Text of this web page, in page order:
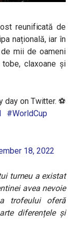
reunificată de
națională, iar în
mii de oameni
claxoane și
day on Twitter. ⚽️
#WorldCup
18, 2022
turneu a existat
avea nevoie
trofeului oferă
diferențele și